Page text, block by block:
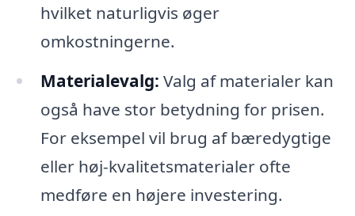
hvilket naturligvis øger
omkostningerne.
Materialevalg: Valg af materialer kan
også have stor betydning for prisen.
For eksempel vil brug af bæredygtige
eller høj-kvalitetsmaterialer ofte
medføre en højere investering.